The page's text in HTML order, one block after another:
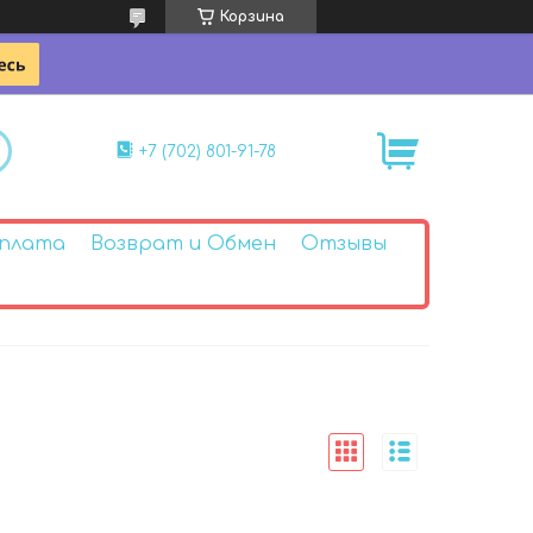
Корзина
+7 (702) 801-91-78
Возврат и Обмен Отзывы